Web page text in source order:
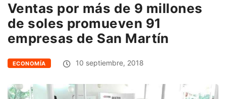
Ventas por más de 9 millones
de soles promueven 91
empresas de San Martín
ECONOMÍA 10 septiembre, 2018